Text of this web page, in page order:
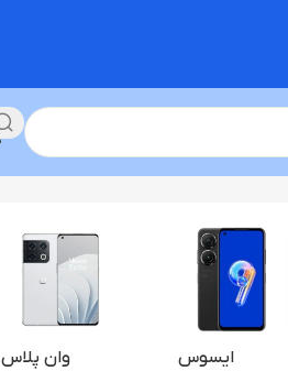
ایسوس
وان پلاس